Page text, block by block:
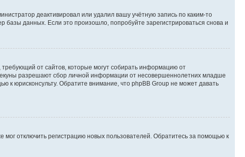
деактивировал или удалил вашу учётную запись по каким-то
данных. Если это произошло, попробуйте зарегистрироваться снова и
от сайтов, которые могут собирать информацию от
разрешают сбор личной информации от несовершеннолетних младше
к юрисконсульту. Обратите внимание, что phpBB Group не может давать
отключить регистрацию новых пользователей. Обратитесь за помощью к